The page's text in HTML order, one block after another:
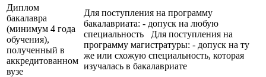
Диплом
бакалавра
(минимум 4 года
обучения),
полученный в
аккредитованном
вузе
Для поступления на программу
бакалавриата: - допуск на любую
специальность Для поступления на
программу магистратуры: - допуск на ту
же или схожую специальность, которая
изучалась в бакалавриате